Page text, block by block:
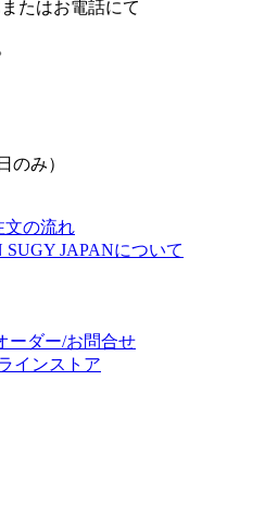
たはお電話にて
のみ）
文の流れ
SUGY JAPANについて
ーダー/お問合せ
インストア